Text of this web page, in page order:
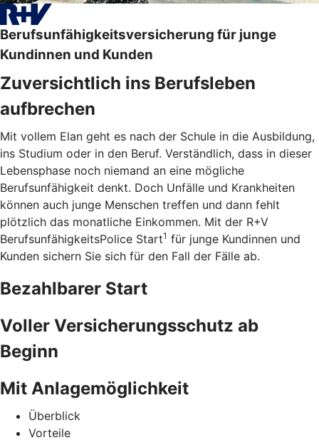
Berufsunfähigkeitsversicherung für junge
Kundinnen und Kunden
Zuversichtlich ins Berufsleben
aufbrechen
Mit vollem Elan geht es nach der Schule in die Ausbildung,
ins Studium oder in den Beruf. Verständlich, dass in dieser
Lebensphase noch niemand an eine mögliche
Berufsunfähigkeit denkt. Doch Unfälle und Krankheiten
können auch junge Menschen treffen und dann fehlt
plötzlich das monatliche Einkommen. Mit der R+V
BerufsunfähigkeitsPolice Start1 für junge Kundinnen und
Kunden sichern Sie sich für den Fall der Fälle ab.
Bezahlbarer Start
Voller Versicherungsschutz ab
Beginn
Mit Anlagemöglichkeit
Überblick
Vorteile